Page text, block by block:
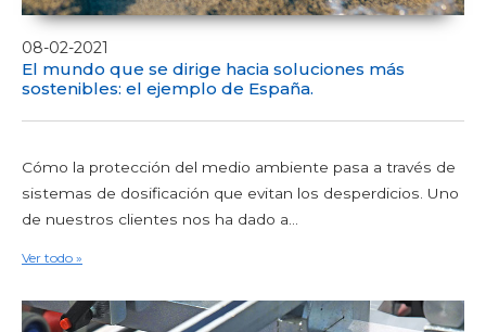
08-02-2021
El mundo que se dirige hacia soluciones más
sostenibles: el ejemplo de España.
Cómo la protección del medio ambiente pasa a través de
sistemas de dosificación que evitan los desperdicios. Uno
de nuestros clientes nos ha dado a...
Ver todo »